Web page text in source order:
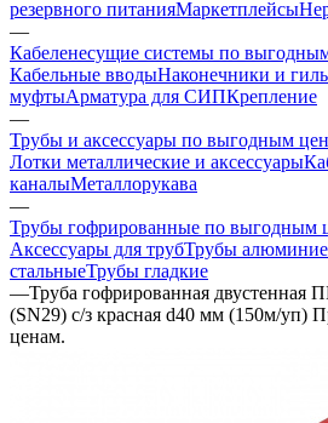
резервного питанияМаркетплейсы
—
Кабеленесущие системы по
Кабельные вводыНаконечники и
муфтыАрматура для СИПКрепление
—
Трубы и аксессуары по выгодным
Лотки металлические и аксессуары
каналыМеталлорукава
—
Трубы гофрированные по выгодным
Аксессуары для трубТрубы
стальныеТрубы гладкие
—Труба гофрированная двустенная
(SN29) с/з красная d40 мм (150м/уп)
ценам.